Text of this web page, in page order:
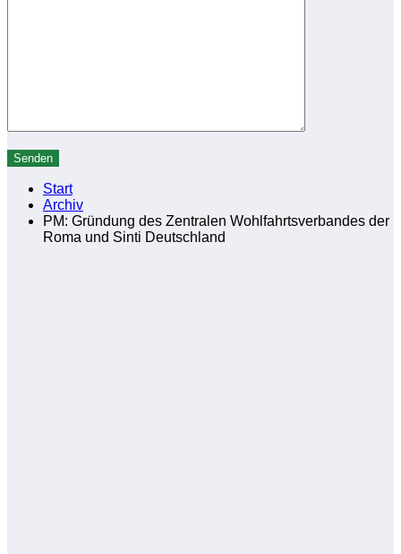
Start
Archiv
PM: Gründung des Zentralen Wohlfahrtsverbandes der
Roma und Sinti Deutschland